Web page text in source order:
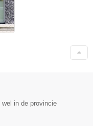
in de provincie